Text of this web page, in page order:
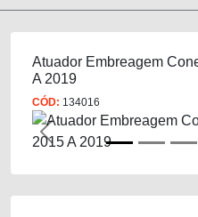
Atuador Embreagem
A 2019
CÓD: 134016
Previous